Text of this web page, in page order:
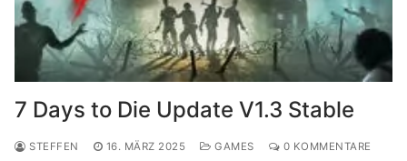
7 Days to Die Update V1.3 Stable
STEFFEN 16. MÄRZ 2025 GAMES 0 KOMMENTARE